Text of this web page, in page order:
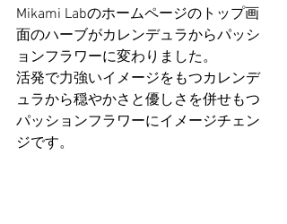
Mikami Labのホームページのトップ画
面のハーブがカレンデュラからパッシ
ョンフラワーに変わりました。
活発で力強いイメージをもつカレンデ
ュラから穏やかさと優しさを併せもつ
パッションフラワーにイメージチェン
ジです。